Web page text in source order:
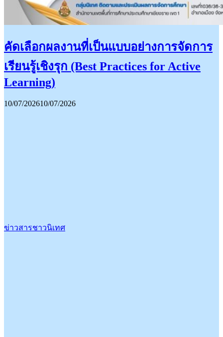
คัดเลือกผลงานที่เป็นแบบอย่างการจัดการ
เรียนรู้เชิงรุก (Best Practices for Active
Learning)
10/07/202610/07/2026
ข่าวสารชาวนิเทศ